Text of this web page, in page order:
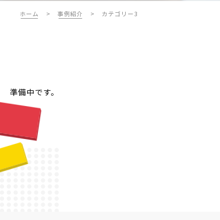
ホーム > 事例紹介 > カテゴリー3
準備中です。